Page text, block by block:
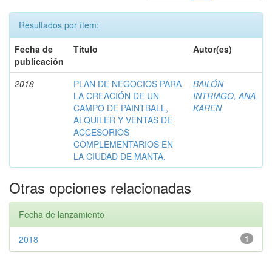
Resultados por ítem:
Fecha de
publicación
Título Autor(es)
2018
PLAN DE NEGOCIOS PARA
LA CREACIÓN DE UN
CAMPO DE PAINTBALL,
ALQUILER Y VENTAS DE
ACCESORIOS
COMPLEMENTARIOS EN
LA CIUDAD DE MANTA.
BAILÓN
INTRIAGO, ANA
KAREN
Otras opciones relacionadas
Fecha de lanzamiento
1
2018